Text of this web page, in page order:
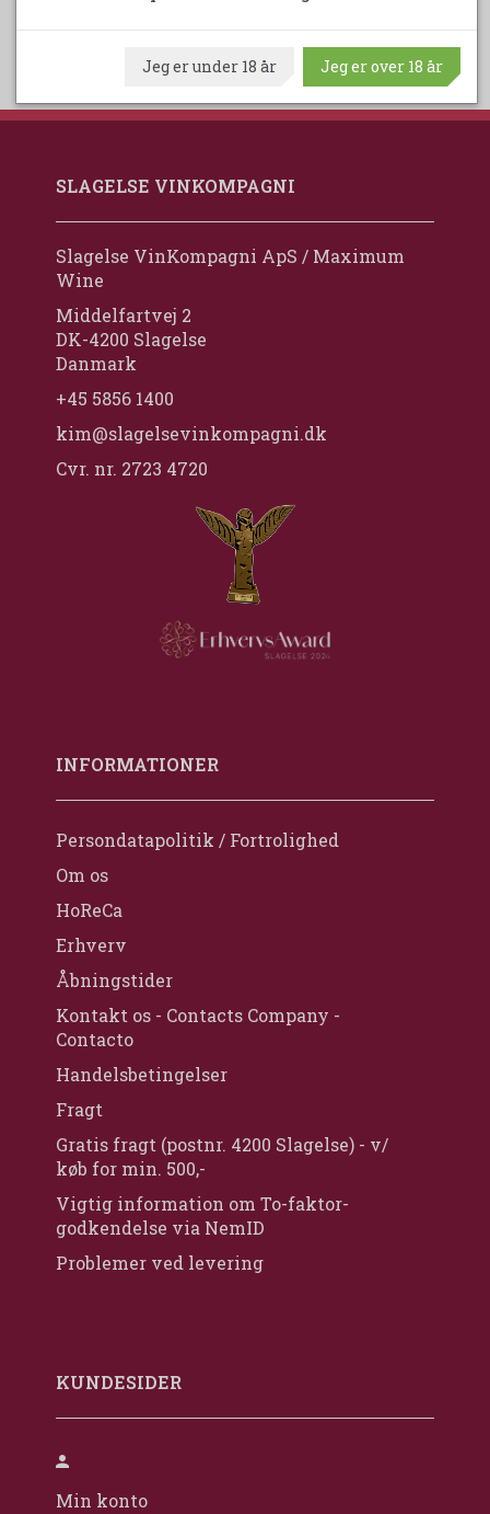
SLAGELSE VINKOMPAGNI
Slagelse VinKompagni ApS / Maximum
Wine
Middelfartvej 2
DK-4200 Slagelse
Danmark
+45 5856 1400
kim@slagelsevinkompagni.dk
Cvr. nr. 2723 4720
INFORMATIONER
Persondatapolitik / Fortrolighed
Om os
HoReCa
Erhverv
Åbningstider
Kontakt os - Contacts Company -
Contacto
Handelsbetingelser
Fragt
Gratis fragt (postnr. 4200 Slagelse) - v/
køb for min. 500,-
Vigtig information om To-faktor-
godkendelse via NemID
Problemer ved levering
KUNDESIDER
Min konto
Jeg er under 18 år Jeg er over 18 år